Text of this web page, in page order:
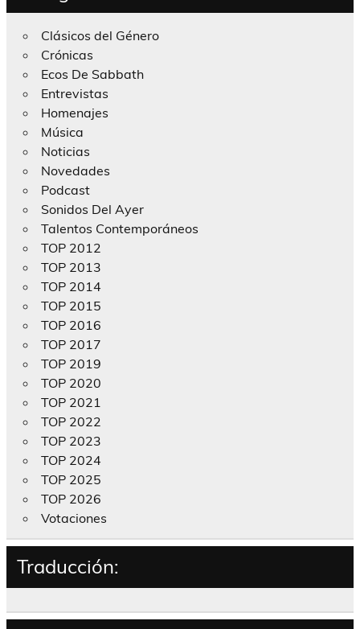
Clásicos del Género
Crónicas
Ecos De Sabbath
Entrevistas
Homenajes
Música
Noticias
Novedades
Podcast
Sonidos Del Ayer
Talentos Contemporáneos
TOP 2012
TOP 2013
TOP 2014
TOP 2015
TOP 2016
TOP 2017
TOP 2019
TOP 2020
TOP 2021
TOP 2022
TOP 2023
TOP 2024
TOP 2025
TOP 2026
Votaciones
Traducción: